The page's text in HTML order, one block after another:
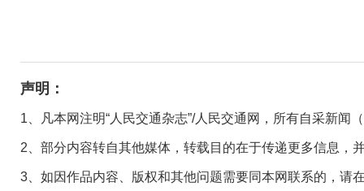
声明：
1、凡本网注明“人民交通杂志”/人民交通网，所有自采新
2、部分内容转自其他媒体，转载目的在于传递更多信息，
3、如因作品内容、版权和其他问题需要同本网联系的，请